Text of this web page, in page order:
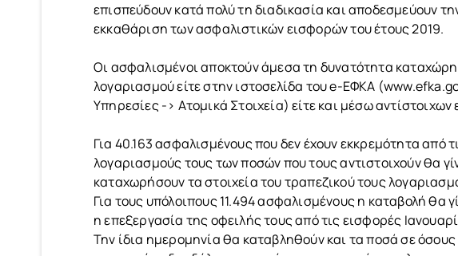
επισπεύδουν κατά πολύ τη διαδικασία και αποδεσμεύουν
εκκαθάριση των ασφαλιστικών εισφορών του έτους 2019.
Οι ασφαλισμένοι αποκτούν άμεσα τη δυνατότητα
λογαριασμού είτε στην ιστοσελίδα του e-ΕΦΚΑ
Υπηρεσίες -> Ατομικά Στοιχεία) είτε και μέσω
Για 40.163 ασφαλισμένους που δεν έχουν εκκρεμότητα από
λογαριασμούς τους των ποσών που τους αντιστοιχούν θα
καταχωρήσουν τα στοιχεία του τραπεζικού τους
Για τους υπόλοιπους 11.494 ασφαλισμένους η καταβολή θα
η επεξεργασία της οφειλής τους από τις εισφορές
Την ίδια ημερομηνία θα καταβληθούν και τα ποσά σε